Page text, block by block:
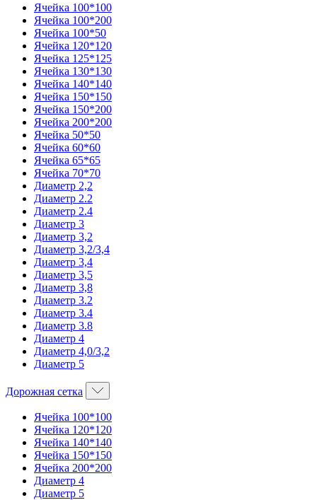
Ячейка 100*100
Ячейка 100*200
Ячейка 100*50
Ячейка 120*120
Ячейка 125*125
Ячейка 130*130
Ячейка 140*140
Ячейка 150*150
Ячейка 150*200
Ячейка 200*200
Ячейка 50*50
Ячейка 60*60
Ячейка 65*65
Ячейка 70*70
Диаметр 2,2
Диаметр 2.2
Диаметр 2.4
Диаметр 3
Диаметр 3,2
Диаметр 3,2/3,4
Диаметр 3,4
Диаметр 3,5
Диаметр 3,8
Диаметр 3.2
Диаметр 3.4
Диаметр 3.8
Диаметр 4
Диаметр 4,0/3,2
Диаметр 5
Дорожная сетка
Ячейка 100*100
Ячейка 120*120
Ячейка 140*140
Ячейка 150*150
Ячейка 200*200
Диаметр 4
Диаметр 5